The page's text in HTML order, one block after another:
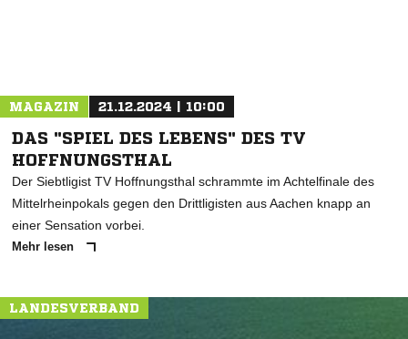
MAGAZIN 21.12.2024 | 10:00
DAS "SPIEL DES LEBENS" DES TV
HOFFNUNGSTHAL
Der Siebtligist TV Hoffnungsthal schrammte im Achtelfinale des
Mittelrheinpokals gegen den Drittligisten aus Aachen knapp an
einer Sensation vorbei.
Mehr lesen
LANDESVERBAND